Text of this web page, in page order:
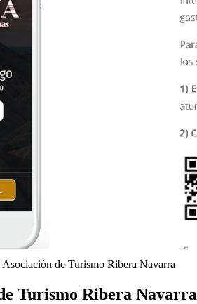
de Turismo Ribera Navarra
Turismo Ribera Navarra